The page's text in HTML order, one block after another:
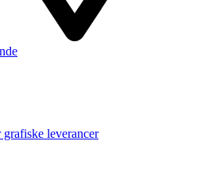
leverancer